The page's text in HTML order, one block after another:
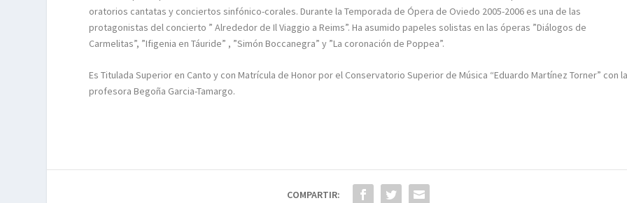
oratorios cantatas y conciertos sinfónico-corales. Durante la Temporada de Ópera de Oviedo 2005-2006 es una de las
protagonistas del concierto ” Alrededor de Il Viaggio a Reims”. Ha asumido papeles solistas en las óperas ”Diálogos de
Carmelitas”, ”Ifigenia en Táuride” , ”Simón Boccanegra” y ”La coronación de Poppea”.
Es Titulada Superior en Canto y con Matrícula de Honor por el Conservatorio Superior de Música “Eduardo Martínez Torner” con la
profesora Begoña Garcia-Tamargo.
COMPARTIR: